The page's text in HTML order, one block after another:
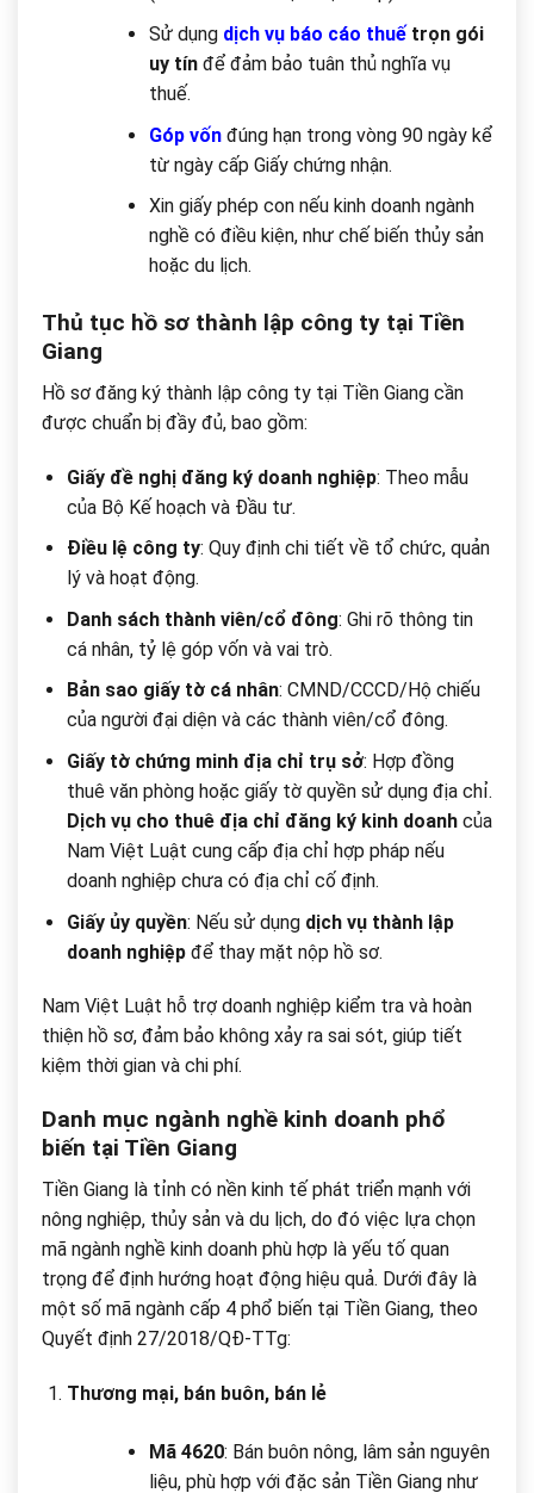
Sử dụng dịch vụ báo cáo thuếtrọn gói
uy tínđể đảm bảo tuân thủ nghĩa vụ
thuế.
Góp vốnđúng hạn trong vòng 90 ngày kể
từ ngày cấp Giấy chứng nhận.
Xin giấy phép con nếu kinh doanh ngành
nghề có điều kiện, như chế biến thủy sản
hoặc du lịch.
Thủ tục hồ sơ thành lập công ty tại Tiền
Giang
Hồ sơ đăng ký thành lập công ty tại Tiền Giang cần
được chuẩn bị đầy đủ, bao gồm:
Giấy đề nghị đăng ký doanh nghiệp: Theo mẫu
của Bộ Kế hoạch và Đầu tư.
Điều lệ công ty: Quy định chi tiết về tổ chức, quản
lý và hoạt động.
Danh sách thành viên/cổ đông: Ghi rõ thông tin
cá nhân, tỷ lệ góp vốn và vai trò.
Bản sao giấy tờ cá nhân: CMND/CCCD/Hộ chiếu
của người đại diện và các thành viên/cổ đông.
Giấy tờ chứng minh địa chỉ trụ sở: Hợp đồng
thuê văn phòng hoặc giấy tờ quyền sử dụng địa chỉ.
Dịch vụ cho thuê địa chỉ đăng ký kinh doanhcủa
Nam Việt Luật cung cấp địa chỉ hợp pháp nếu
doanh nghiệp chưa có địa chỉ cố định.
Giấy ủy quyền: Nếu sử dụng dịch vụ thành lập
doanh nghiệpđể thay mặt nộp hồ sơ.
Nam Việt Luật hỗ trợ doanh nghiệp kiểm tra và hoàn
thiện hồ sơ, đảm bảo không xảy ra sai sót, giúp tiết
kiệm thời gian và chi phí.
Danh mục ngành nghề kinh doanh phổ
biến tại Tiền Giang
Tiền Giang là tỉnh có nền kinh tế phát triển mạnh với
nông nghiệp, thủy sản và du lịch, do đó việc lựa chọn
mã ngành nghề kinh doanh phù hợp là yếu tố quan
trọng để định hướng hoạt động hiệu quả. Dưới đây là
một số mã ngành cấp 4 phổ biến tại Tiền Giang, theo
Quyết định 27/2018/QĐ-TTg:
Thương mại, bán buôn, bán lẻ
Mã 4620: Bán buôn nông, lâm sản nguyên
liệu, phù hợp với đặc sản Tiền Giang như